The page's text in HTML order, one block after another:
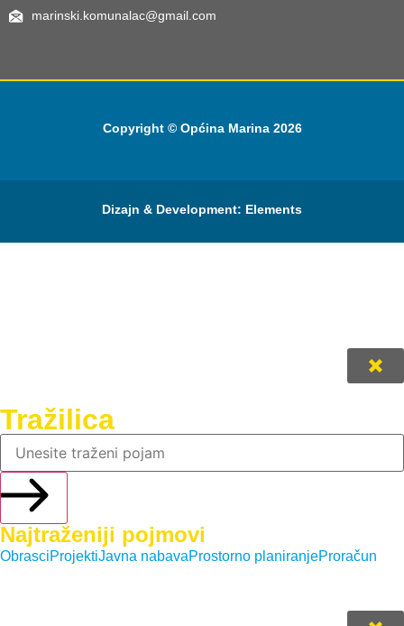
marinski.komunalac@gmail.com
Copyright © Općina Marina 2026
Dizajn & Development: Elements
Tražilica
Najtraženiji pojmovi
ObrasciProjektiJavna nabavaProstorno planiranjeProračun